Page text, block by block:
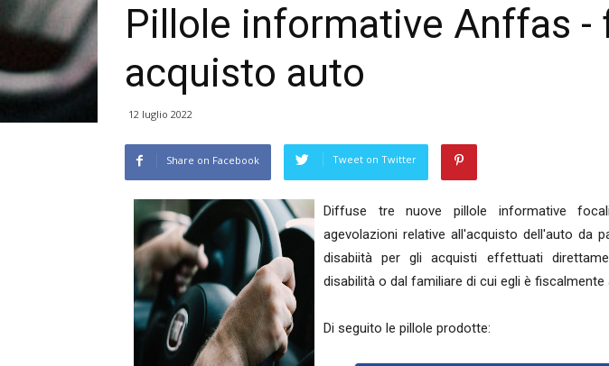
Pillole informative Anffas -
acquisto auto
12 luglio 2022
Share on Facebook Tweet on Twitter
Diffuse tre nuove pillole informative
agevolazioni relative all'acquisto dell'auto da
disabiità per gli acquisti effettuati
disabilità o dal familiare di cui egli è fiscalmente
Di seguito le pillole prodotte: